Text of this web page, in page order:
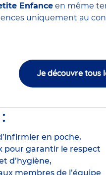
Enfance en même
uniquement au
Je découvre tous
en poche,
pour garantir le respect
d’hygiène,
membres de l’équipe